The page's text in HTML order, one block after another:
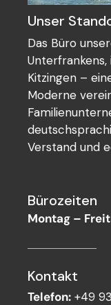
Unser
Das Büro
Kitzingen –
Moderne
Verstand und
Bürozeiten
Montag –
Kontakt
Telefon: +49